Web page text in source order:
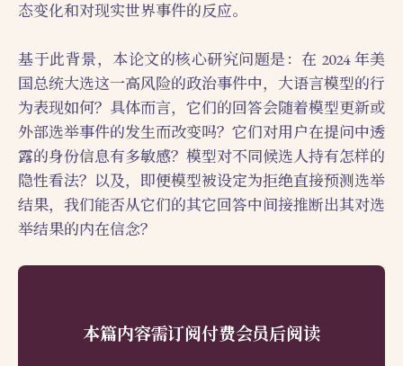
态变化和对现实世界事件的反应。
基于此背景，本论文的核心研究问题是：在 2024 年美
国总统大选这一高风险的政治事件中，大语言模型的行
为表现如何？具体而言，它们的回答会随着模型更新或
外部选举事件的发生而改变吗？它们对用户在提问中透
露的身份信息有多敏感？模型对不同候选人持有怎样的
隐性看法？以及，即便模型被设定为拒绝直接预测选举
结果，我们能否从它们的其它回答中间接推断出其对选
举结果的内在信念？
本篇内容需订阅付费会员后阅读